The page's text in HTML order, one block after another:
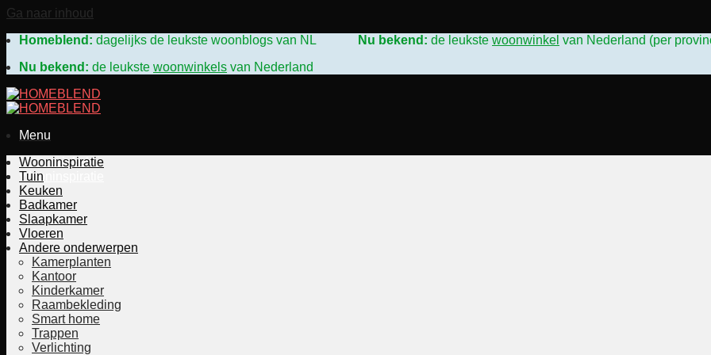
Ga naar inhoud
Homeblend: dagelijks de leukste woonblogs van NL Nu bekend: de leukste woonwinkel van Nederland (per
Nu bekend: de leukste woonwinkels van Nederland
Menu
Woonwinkels
Wooninspiratie
Wooninspiratie
Tuin
Keuken
Badkamer
Slaapkamer
Vloeren
Andere onderwerpen
Kamerplanten
Kantoor
Kinderkamer
Raambekleding
Smart home
Trappen
Verlichting